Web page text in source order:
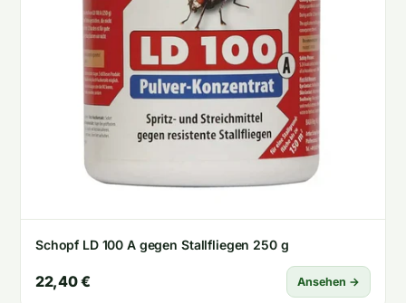
Schopf LD 100 A gegen Stallfliegen 250 g
22,40 € Ansehen →